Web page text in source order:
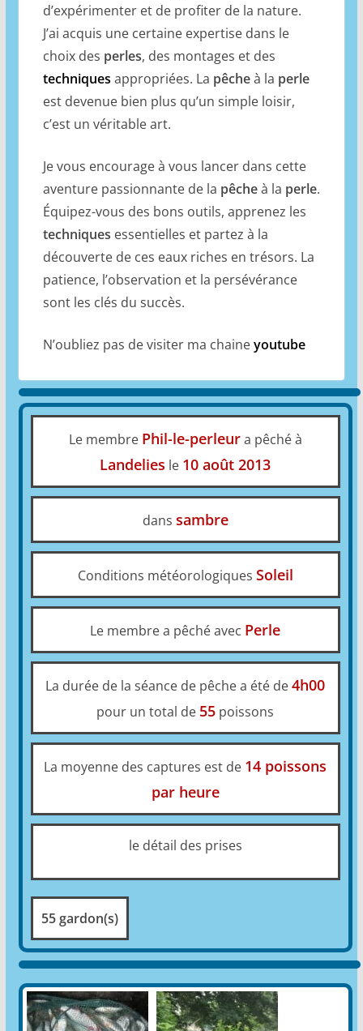
d’expérimenter et de profiter de la nature.
J’ai acquis une certaine expertise dans le
choix des perles, des montages et des
techniques appropriées. La pêcheà la perle
est devenue bien plus qu’un simple loisir,
c’est un véritable art.
Je vous encourage à vous lancer dans cette
aventure passionnante de la pêcheà la perle.
Équipez-vous des bons outils, apprenez les
techniques essentielles et partez à la
découverte de ces eaux riches en trésors. La
patience, l’observation et la persévérance
sont les clés du succès.
N’oubliez pas de visiter ma chaineyoutube
Le membre Phil-le-perleura pêché à
Landelies le 10 août 2013
dans sambre
Conditions météorologiques Soleil
Le membre a pêché avec Perle
La durée de la séance de pêche a été de4h00
pour un total de 55 poissons
La moyenne des captures est de 14 poissons
par heure
le détail des prises
55 gardon(s)